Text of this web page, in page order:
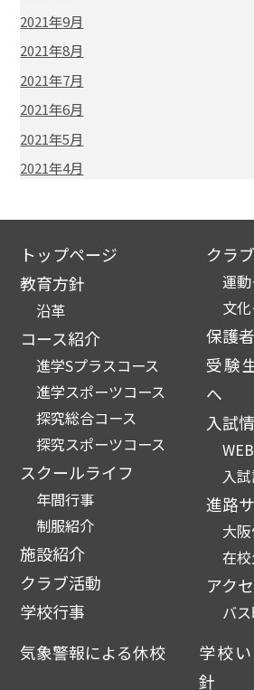
2021年9月
2021年8月
2021年7月
2021年6月
2021年5月
2021年4月
トップページ
教育方針
沿革
コース紹介
進学Sプラスコース
進学スポーツコース
探究総合コース
探究スポーツコース
スクールライフ
年間行事
制服紹介
施設紹介
クラブ活動
学校行事
クラ
運
文
保護
受験
へ
入試
入
進路
大
在
アク
バ
気象警報による休校
学校
針